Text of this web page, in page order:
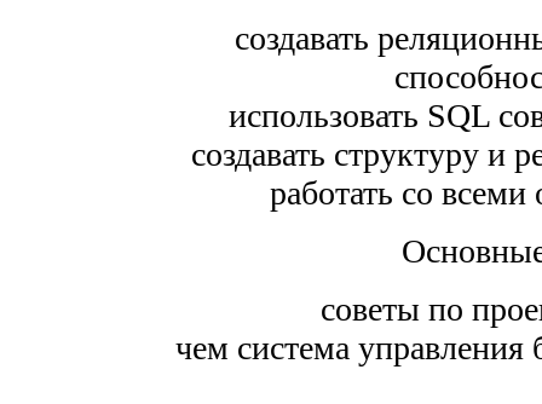
создавать
использовать SQL
создавать структуру и
работать со
советы по
чем система управления